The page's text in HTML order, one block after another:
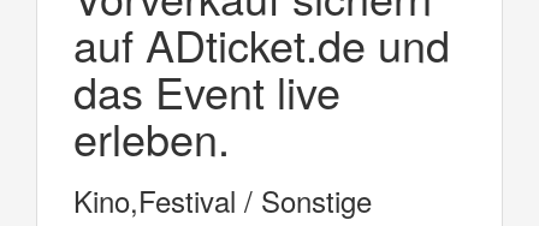
auf ADticket.de und
das Event live
erleben.
Kino,Festival / Sonstige